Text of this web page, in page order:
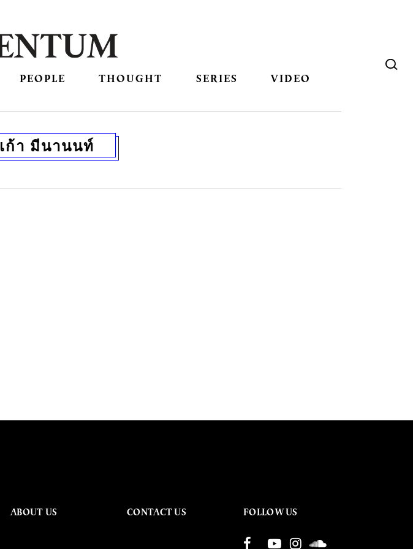
PEOPLE THOUGHT SERIES VIDEO
เก้า มีนานนท์
ABOUT US CONTACT US FOLLOW US